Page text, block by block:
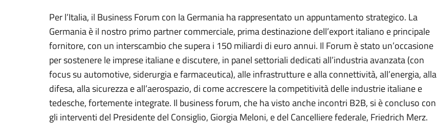
Per l’Italia, il Business Forum con la Germania ha rappresentato un appuntamento strategico. La
Germania è il nostro primo partner commerciale, prima destinazione dell’export italiano e principale
fornitore, con un interscambio che supera i 150 miliardi di euro annui. Il Forum è stato un’occasione
per sostenere le imprese italiane e discutere, in panel settoriali dedicati all’industria avanzata (con
focus su automotive, siderurgia e farmaceutica), alle infrastrutture e alla connettività, all’energia, alla
difesa, alla sicurezza e all’aerospazio, di come accrescere la competitività delle industrie italiane e
tedesche, fortemente integrate. Il business forum, che ha visto anche incontri B2B, si è concluso con
gli interventi del Presidente del Consiglio, Giorgia Meloni, e del Cancelliere federale, Friedrich Merz.